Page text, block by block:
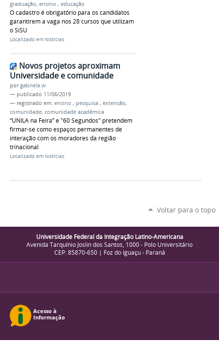
graduação, ensino , educação
O cadastro é obrigatório para os candidatos
garantirem a vaga nos 28 cursos que utilizam
o SiSU
Localizado em Notícias
Novos projetos aproximam
Universidade e comunidade
porgabriela.w
— publicado 11/06/2019
— registrado em: ensino , pesquisa , extensão,
comunidade, comunidade acadêmica
“UNILA na Feira” e "60 Segundos" pretendem
firmar-se como espaços permanentes de
interação com os moradores da região
trinacional
Localizado em Notícias
Voltar para o topo
Universidade Federal da Integração Latino-Americana
Avenida Tarquínio Joslin dos Santos, 1000 - Polo Universitário
CEP: 85870-650 | Foz do Iguaçu - Paraná